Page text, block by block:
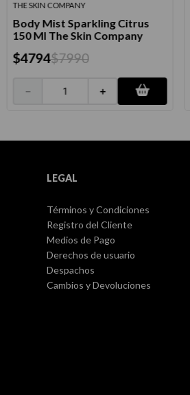
THE SKIN COMPANY
Body Mist Sparkling Citrus
150 Ml The Skin Company
$4794$7990
＋
－
LEGAL
Términos y Condiciones
Registro del Cliente
Medios de Pago
Derechos de usuario
Despachos
Cambios y Devoluciones